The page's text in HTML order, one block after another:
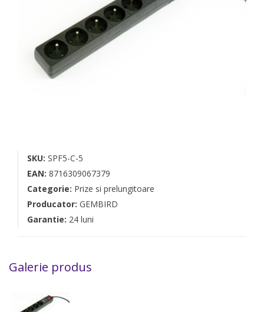
SKU: SPF5-C-5
EAN: 8716309067379
Categorie: Prize si prelungitoare
Producator: GEMBIRD
Garantie: 24 luni
Galerie produs